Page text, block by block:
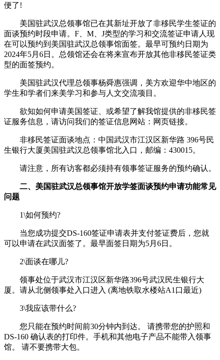
便了!
美国驻武汉总领事馆已在其新址开放了非移民学生签证的
面谈预约时段申请。F、M、J类型的学习和交流签证申请人现
在可以预约到美国驻武汉总领事馆面签。最早可预约日期为
2024年5月6日。总领馆还会在将来宣布开放其他非移民签证类
型的面签预约。
美国驻武汉代理总领事杨舜惠强调，美方欢迎华中地区的
学生和学者们来美学习和参与人文交流项目。
欲知如何申请美国签证、或希望了解我馆提供的非移民签
证服务信息，请访问我们的签证信息网站：网页链接。
非移民签证面谈地点：中国武汉市江汉区新华路 396号民
生银行大厦美国驻武汉总领事馆北入口，邮编：430015。
请注意，所有访客都必须持有领事签证服务的预约确认。
二、美国驻武汉总领事馆开放学签面谈预约申请功能常见
问题
1\如何预约?
当您成功提交DS-160签证申请表并支付签证费后，您就
可以申请在武汉面签了。最早面签日期为5月6日。
2\面谈在哪儿?
领事处位于武汉市江汉区新华路396号武汉民生银行大
厦。请从北侧领事处入口进入 (离地铁取水楼站A1口最近)
3\我应该带什么?
您只能在预约时间前30分钟内到达。 请携带您的护照和
DS-160 确认表的打印件。手机和其他电子产品不能带入领事
馆。 请不要携带大包。